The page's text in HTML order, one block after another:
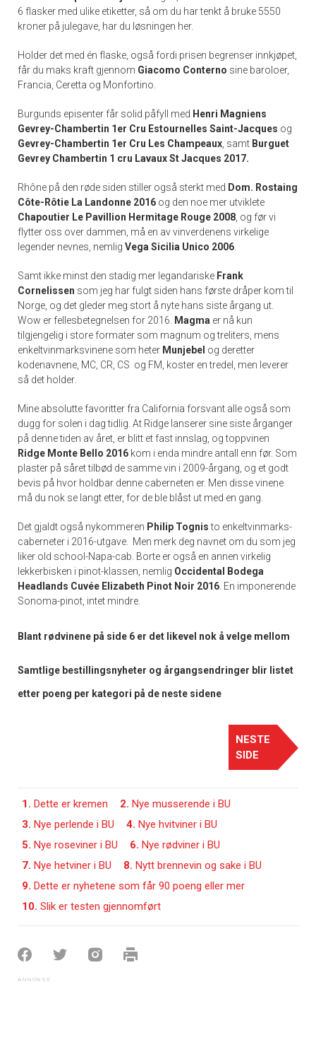
6 flasker med ulike etiketter, så om du har tenkt å bruke 5550
kroner på julegave, har du løsningen her.
Holder det med én flaske, også fordi prisen begrenser innkjøpet,
får du maks kraft gjennom Giacomo Conterno sine baroloer,
Francia, Ceretta og Monfortino.
Burgunds episenter får solid påfyll med Henri Magniens
Gevrey-Chambertin 1er Cru Estournelles Saint-Jacques og
Gevrey-Chambertin 1er Cru Les Champeaux , samt Burguet
Gevrey Chambertin 1 cru Lavaux St Jacques 2017.
Rhône på den røde siden stiller også sterkt med Dom. Rostaing
Côte-Rôtie La Landonne 2016 og den noe mer utviklete
Chapoutier Le Pavillion Hermitage Rouge 2008 , og før vi
flytter oss over dammen, må en av vinverdenens virkelige
legender nevnes, nemlig Vega Sicilia Unico 2006
Samt ikke minst den stadig mer legandariske Frank
Cornelissen som jeg har fulgt siden hans første dråper kom til
Norge, og det gleder meg stort å nyte hans siste årgang ut.
Wow er fellesbetegnelsen for 2016.
Magma er nå kun
tilgjengelig i store formater som magnum og treliters, mens
enkeltvinmarksvinene som heter Munjebel og deretter
kodenavnene, MC, CR, CS og FM, koster en tredel, men leverer
så det holder.
Mine absolutte favoritter fra California forsvant alle også som
dugg for solen i dag tidlig. At Ridge lanserer sine siste årganger
på denne tiden av året, er blitt et fast innslag, og toppvinen
Ridge Monte Bello 2016 kom i enda mindre antall enn før. Som
plaster på såret tilbød de samme vin i 2009-årgang, og et godt
bevis på hvor holdbar denne caberneten er. Men disse vinene
må du nok se langt etter, for de ble blåst ut med en gang.
Det gjaldt også nykommeren Philip Tognisto enkeltvinmarks-
caberneter i 2016-utgave. Men merk deg navnet om du som jeg
liker old school-Napa-cab. Borte er også en annen virkelig
lekkerbisken i pinot-klassen, nemlig Occidental Bodega
Headlands Cuvée Elizabeth Pinot Noir 2016 . En imponerende
Sonoma-pinot, intet mindre.
Blant rødvinene på side 6 er det likevel nok å velge mellom
Samtlige bestillingsnyheter og årgangsendringer blir listet
etter poeng per kategori på de neste sidene
NESTE
SIDE
1. Dette er kremen 2. Nye musserende i BU
3. Nye perlende i BU 4. Nye hvitviner i BU
5. Nye roseviner i BU 6. Nye rødviner i BU
7. Nye hetviner i BU 8. Nytt brennevin og sake i BU
9. Dette er nyhetene som får 90 poeng eller mer
10. Slik er testen gjennomført